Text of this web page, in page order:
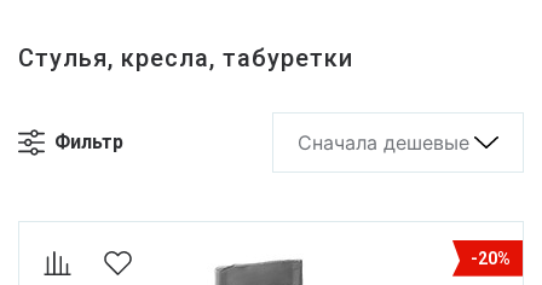
Стулья, кресла, табуретки
Фильтр Сначала дешевые
-20%